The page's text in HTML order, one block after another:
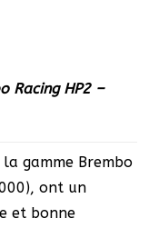
Racing HP2 –
gamme Brembo
ont un
et bonne